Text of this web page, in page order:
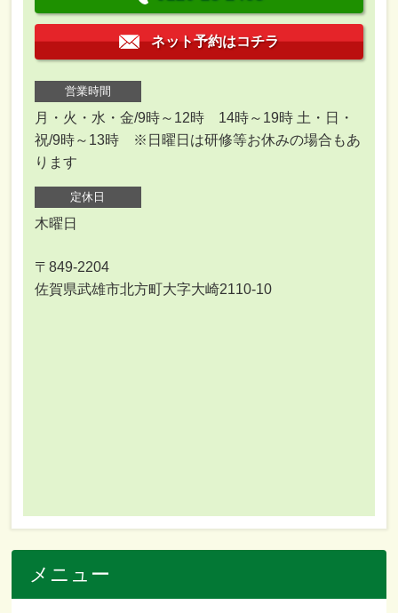
ネット予約はコチラ
営業時間
月・火・水・金/9時～12時 14時～19時 土・日・
祝/9時～13時 ※日曜日は研修等お休みの場合もあ
ります
定休日
木曜日
〒849-2204
佐賀県武雄市北方町大字大崎2110-10
メニュー